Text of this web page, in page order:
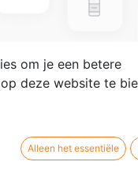
pieces
Mike Mower
om je een betere
deze website te
Alleen het essentiële